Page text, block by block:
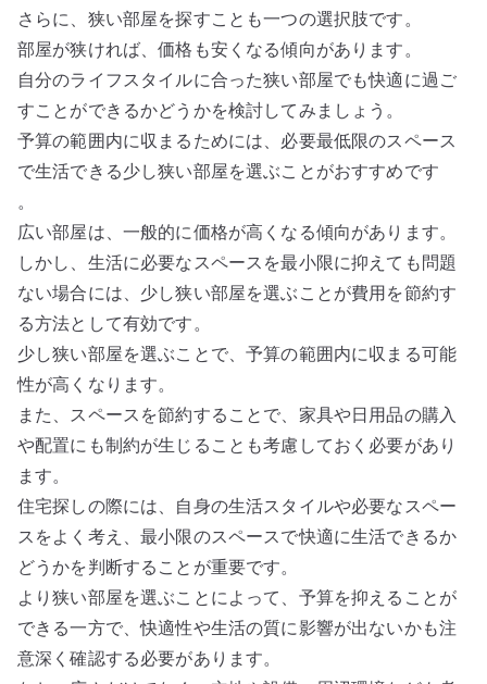
さらに、狭い部屋を探すことも一つの選択肢です。
部屋が狭ければ、価格も安くなる傾向があります。
自分のライフスタイルに合った狭い部屋でも快適に過ご
すことができるかどうかを検討してみましょう。
予算の範囲内に収まるためには、必要最低限のスペース
で生活できる少し狭い部屋を選ぶことがおすすめです
。
広い部屋は、一般的に価格が高くなる傾向があります。
しかし、生活に必要なスペースを最小限に抑えても問題
ない場合には、少し狭い部屋を選ぶことが費用を節約す
る方法として有効です。
少し狭い部屋を選ぶことで、予算の範囲内に収まる可能
性が高くなります。
また、スペースを節約することで、家具や日用品の購入
や配置にも制約が生じることも考慮しておく必要があり
ます。
住宅探しの際には、自身の生活スタイルや必要なスペー
スをよく考え、最小限のスペースで快適に生活できるか
どうかを判断することが重要です。
より狭い部屋を選ぶことによって、予算を抑えることが
できる一方で、快適性や生活の質に影響が出ないかも注
意深く確認する必要があります。